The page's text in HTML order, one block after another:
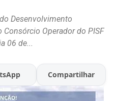
Desenvolvimento
Operador do PISF
06 de...
Compartilhar